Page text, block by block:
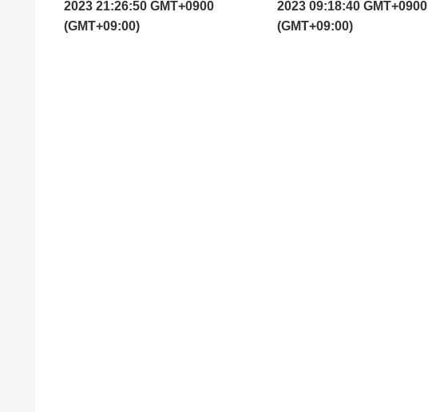
2023 21:26:50 GMT+0900
(GMT+09:00)
2023 09:18:40 GMT+0900
(GMT+09:00)